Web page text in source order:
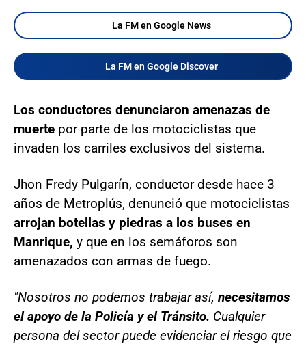
La FM en Google News
La FM en Google Discover
Los conductores denunciaron amenazas de
muerte por parte de los motociclistas que
invaden los carriles exclusivos del sistema.
Jhon Fredy Pulgarín, conductor desde hace 3
años de Metroplús, denunció que motociclistas
arrojan botellas y piedras a los buses en
Manrique, y que en los semáforos son
amenazados con armas de fuego.
"Nosotros no podemos trabajar así, necesitamos
el apoyo de la Policía y el Tránsito. Cualquier
persona del sector puede evidenciar el riesgo que